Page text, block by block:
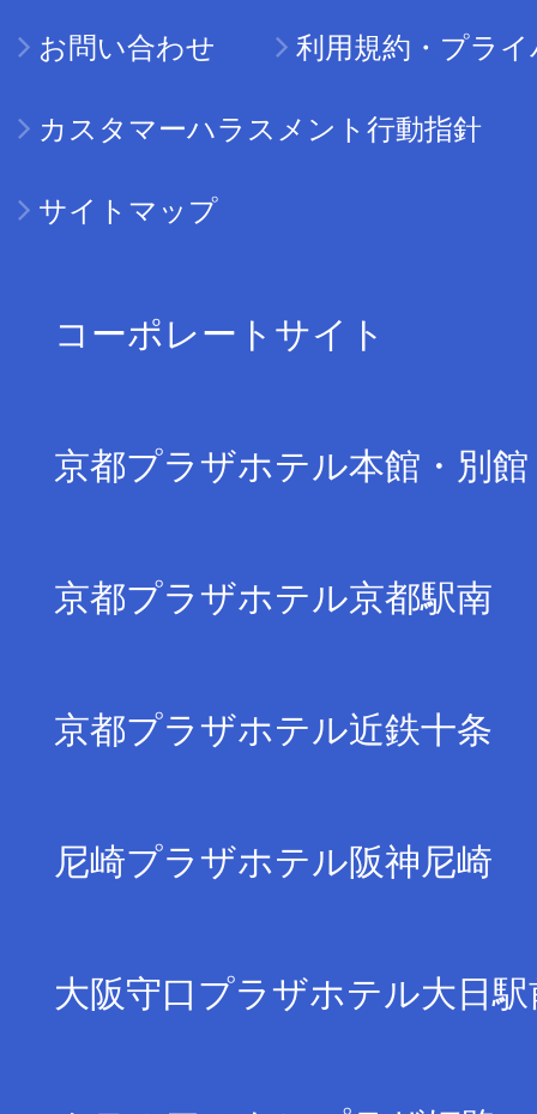
お問い合わせ 利用規約・プラ
カスタマーハラスメント行動指針
サイトマップ
コーポレートサイト
京都プラザホテル本館・別館
京都プラザホテル京都駅南
京都プラザホテル近鉄十条
尼崎プラザホテル阪神尼崎
大阪守口プラザホテル大日駅